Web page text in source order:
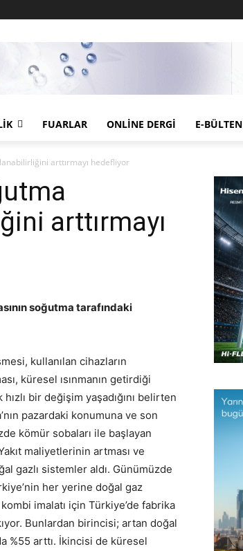
FUARLAR ONLINE DERGI E-BÜLTEN
arttırmayı hedefliyor
arttırmayı
soğutma tarafındaki
kullanılan cihazların
küresel ısınmanın getirdiği
bir değişim yaşadığını belirten
pazardaki konumuna ve son
kömür sobaları ile başlayan
maliyetlerinin artması ve
gazlı sistemler aldı. Günümüzde
her yerine doğal gaz
imalatı için Türkiye’de fabrika
Bunlardan birincisi; artan doğal
%55 arttı. İkincisi de küresel